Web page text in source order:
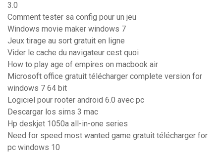
3.0
Comment tester sa config pour un jeu
Windows movie maker windows 7
Jeux tirage au sort gratuit en ligne
Vider le cache du navigateur cest quoi
How to play age of empires on macbook air
Microsoft office gratuit télécharger complete version for
windows 7 64 bit
Logiciel pour rooter android 6.0 avec pc
Descargar los sims 3 mac
Hp deskjet 1050a all-in-one series
Need for speed most wanted game gratuit télécharger for
pc windows 10